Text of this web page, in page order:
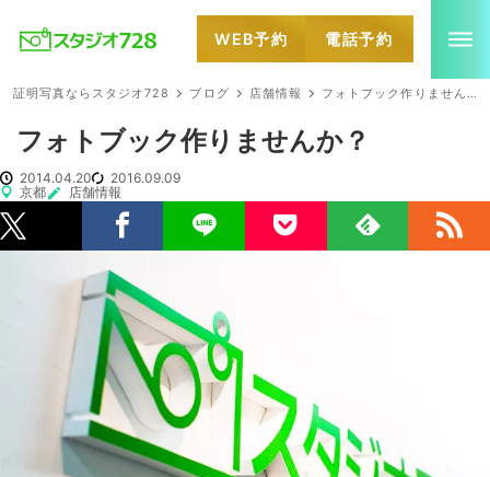
WEB予約 電話予約
証明写真ならスタジオ728 ブログ 店舗情報 フォトブック作りませんか？
フォトブック作りませんか？
2014.04.20
2016.09.09
京都
店舗情報